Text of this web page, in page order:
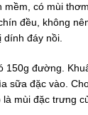
có mùi
đều, không
dính đáy nồi.
150g đường.
sữa đặc vào.
mùi đặc trưng